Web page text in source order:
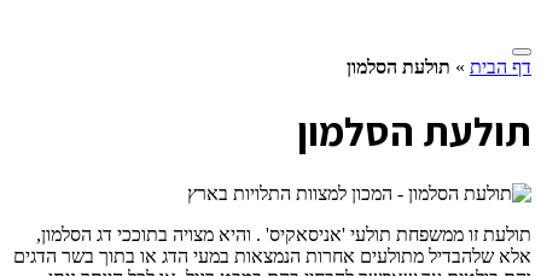
דף הבית » תולעת הסלמון
תולעת הסלמון
תולעת זו ממשפחת תולעי 'אניסאקיס' . והיא מצויה בתוככי דג הסלמון,
אלא שלהבדיל מתולעים אחרות הנמצאות במעי הדג או בתוך בשר הדגים